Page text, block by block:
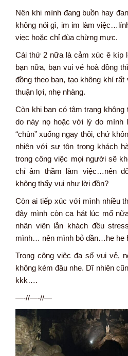
Nên khi mình đang buồn hay
không nói gì, im im làm
viẹc hoặc chỉ đùa chừng mực.
Cái thứ 2 nữa là cảm xúc ê kíp
bạn nữa, bạn vui vẻ hoà đồng
đồng theo bạn, tạo không khí
thuận lợi, nhẹ nhàng.
Còn khi bạn có tâm trạng
do này nọ hoặc với lý do
“chùn” xuống ngay thôi, chứ
nhiên với sự tôn trọng khách
trong công việc mọi người sẽ
chỉ âm thầm làm việc…nên
không thấy vui như lời đồn?
Còn ai tiếp xúc với mình nhiều
đây mình còn ca hát lúc mổ
nhân viên lẫn khách đều
mình… nên mình bỏ dần…he he
Trong công việc đa số vui vẻ,
không kém đâu nhe. Dĩ nhiên
kkk….
—-//—-//—